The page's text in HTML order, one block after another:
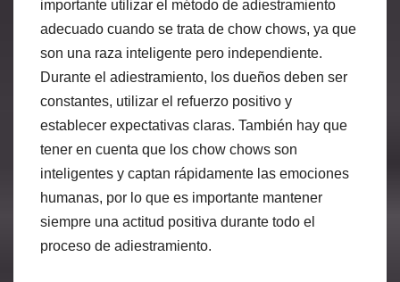
importante utilizar el método de adiestramiento
adecuado cuando se trata de chow chows, ya que
son una raza inteligente pero independiente.
Durante el adiestramiento, los dueños deben ser
constantes, utilizar el refuerzo positivo y
establecer expectativas claras. También hay que
tener en cuenta que los chow chows son
inteligentes y captan rápidamente las emociones
humanas, por lo que es importante mantener
siempre una actitud positiva durante todo el
proceso de adiestramiento.